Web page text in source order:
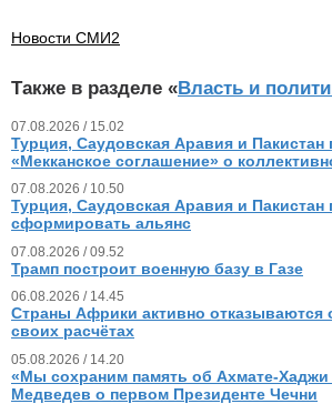
Новости СМИ2
Также в разделе «Власть и
07.08.2026 / 15.02
Турция, Саудовская Аравия и Пакистан
«Мекканское соглашение» о
07.08.2026 / 10.50
Турция, Саудовская Аравия и Пакистан
сформировать альянс
07.08.2026 / 09.52
Трамп построит военную базу в Газе
06.08.2026 / 14.45
Страны Африки активно
своих расчётах
05.08.2026 / 14.20
«Мы сохраним память об Ахмате-
Медведев о первом Президенте Чечни